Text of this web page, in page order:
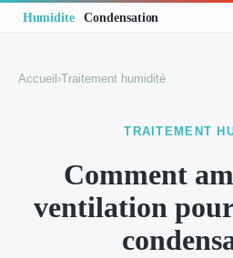
Accueil ›Traitement humidité
TRAITEMENT
Comment
ventilation